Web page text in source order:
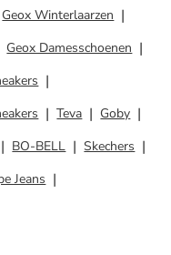
Geox Winterlaarzen
Geox Damesschoenen
Teva
Goby
BO-BELL
Skechers
Jeans